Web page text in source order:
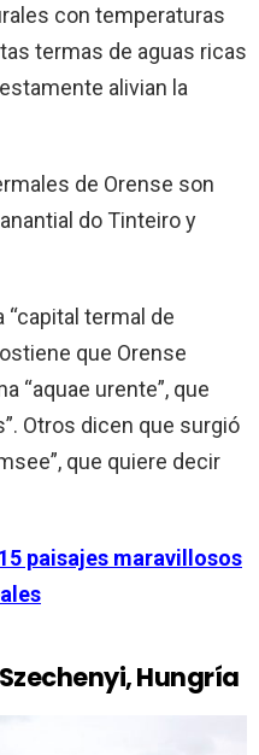
con temperaturas
termas de aguas ricas
alivian la
de Orense son
do Tinteiro y
termal de
que Orense
“aquae urente”, que
Otros dicen que surgió
que quiere decir
paisajes maravillosos
Hungría